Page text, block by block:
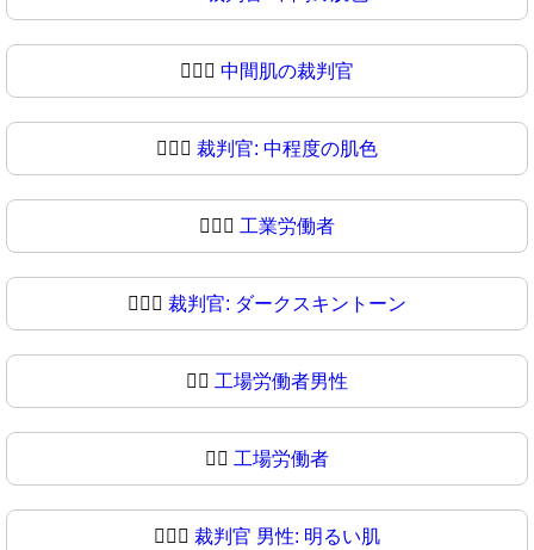
🧑🏾‍⚖️ 中間肌の裁判官
🧑🏾‍⚖ 裁判官: 中程度の肌色
🧑🏿‍⚖️ 工業労働者
🧑🏿‍⚖ 裁判官: ダークスキントーン
👨‍⚖️ 工場労働者男性
👨‍⚖ 工場労働者
👨🏻‍⚖️ 裁判官 男性: 明るい肌